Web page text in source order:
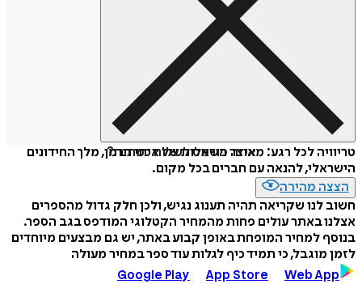
איזה פורמט לשלוח כמתנה?
טריוויה לכל רגע: מאוצר השאלות של איתי הרמן, מלך החידונים
הישראלי, להנאה עם חברים בכל מקום.
הצצה מהירה
חשוב לנו שקריאה תהיה תענוג נגיש, ולכן חלק גדול מהספרים
אצלנו באתר עולים פחות מהמחיר הקטלוגי המודפס בגב הספר.
בנוסף למחיר המופחת באופן קבוע באתר, יש גם מבצעים מיוחדים
לזמן מוגבל, כי תמיד כיף לגלות עוד ספר במחיר מעולה
Google Play
App Store Web App